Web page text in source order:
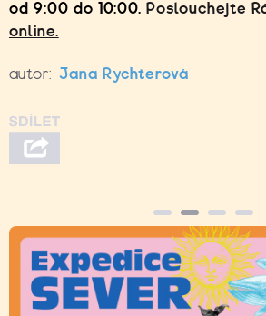
od 9:00 do 10:00. Poslouchejte
online.
autor: Jana Rychterová